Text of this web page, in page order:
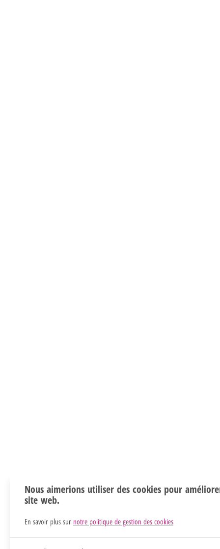
Nous aimerions utiliser des cookies pour
site web.
En savoir plus sur notre politique de gestion des cookies